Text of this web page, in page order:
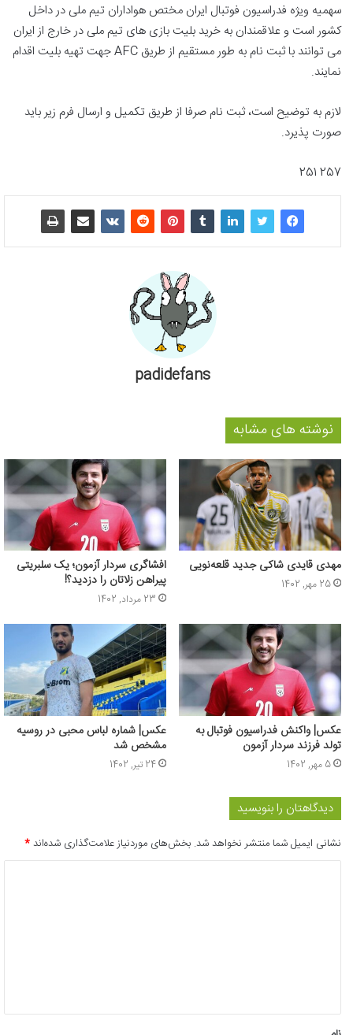
سهمیه ویژه فدراسیون فوتبال ایران مختص هواداران تیم ملی در داخل
کشور است و علاقمندان به خرید بلیت بازی های تیم ملی در خارج از ایران
می توانند با ثبت نام به طور مستقیم از طریق AFC جهت تهیه بلیت اقدام
نمایند.
لازم به توضیح است، ثبت نام صرفا از طریق تکمیل و ارسال فرم زیر باید
صورت پذیرد.
257 251
padidefans
نوشته های مشابه
مهدی قایدی شاکی جدید قلعه‌نویی
25 مهر, 1402
افشاگری سردار آزمون؛ یک سلبریتی
پیراهن زلاتان را دزدید؟!
23 مرداد, 1402
عکس‌| واکنش فدراسیون فوتبال به
تولد فرزند سردار آزمون
5 مهر, 1402
عکس‌| شماره لباس محبی در روسیه
مشخص شد
24 تیر, 1402
دیدگاهتان را بنویسید
نشانی ایمیل شما منتشر نخواهد شد. بخش‌های موردنیاز علامت‌گذاری شده‌اند*
*